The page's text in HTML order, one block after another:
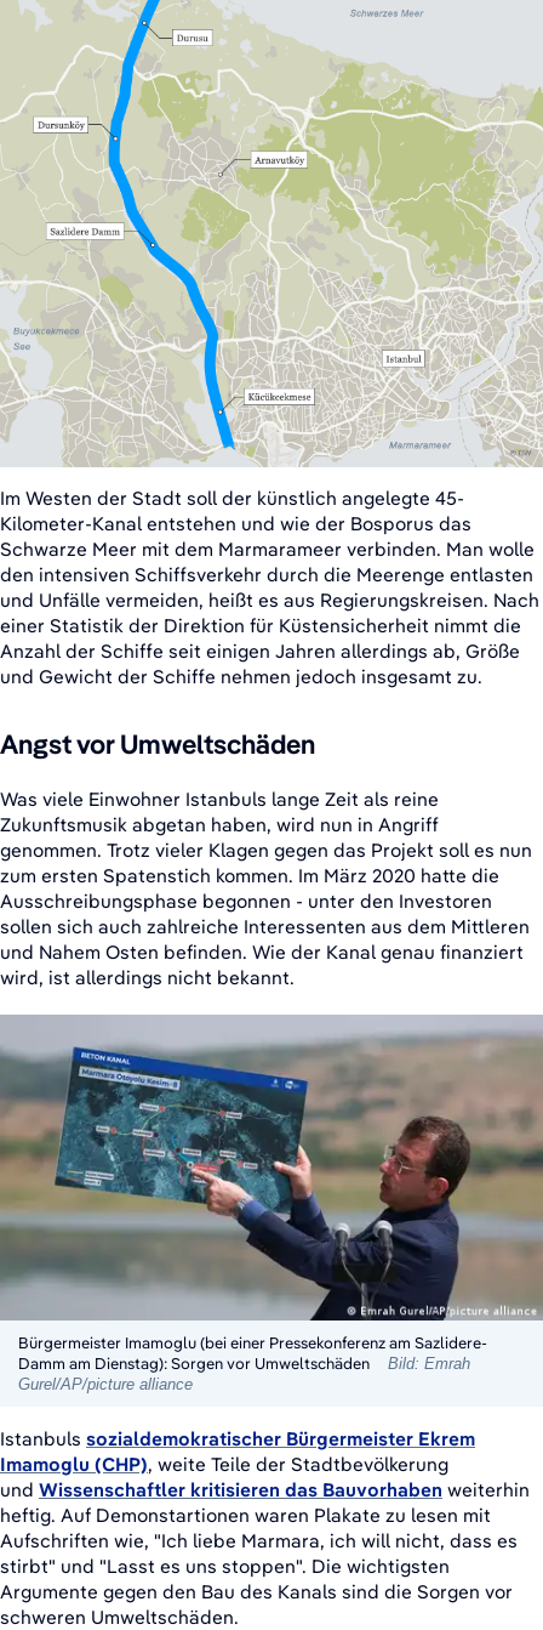
Im Westen der Stadt soll der künstlich angelegte 45-
Kilometer-Kanal entstehen und wie der Bosporus das
Schwarze Meer mit dem Marmarameer verbinden. Man wolle
den intensiven Schiffsverkehr durch die Meerenge entlasten
und Unfälle vermeiden, heißt es aus Regierungskreisen. Nach
einer Statistik der Direktion für Küstensicherheit nimmt die
Anzahl der Schiffe seit einigen Jahren allerdings ab, Größe
und Gewicht der Schiffe nehmen jedoch insgesamt zu.
Angst vor Umweltschäden
Was viele Einwohner Istanbuls lange Zeit als reine
Zukunftsmusik abgetan haben, wird nun in Angriff
genommen. Trotz vieler Klagen gegen das Projekt soll es nun
zum ersten Spatenstich kommen. Im März 2020 hatte die
Ausschreibungsphase begonnen - unter den Investoren
sollen sich auch zahlreiche Interessenten aus dem Mittleren
und Nahem Osten befinden. Wie der Kanal genau finanziert
wird, ist allerdings nicht bekannt.
Bürgermeister Imamoglu (bei einer Pressekonferenz am Sazlidere-
Damm am Dienstag): Sorgen vor Umweltschäden
Bild: Emrah
Gurel/AP/picture alliance
Istanbuls sozialdemokratischer Bürgermeister Ekrem
Imamoglu (CHP), weite Teile der Stadtbevölkerung
und Wissenschaftler kritisieren das Bauvorhaben weiterhin
heftig. Auf Demonstartionen waren Plakate zu lesen mit
Aufschriften wie, "Ich liebe Marmara, ich will nicht, dass es
stirbt" und "Lasst es uns stoppen". Die wichtigsten
Argumente gegen den Bau des Kanals sind die Sorgen vor
schweren Umweltschäden.